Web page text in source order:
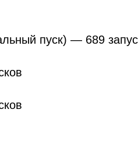
пуск) — 689